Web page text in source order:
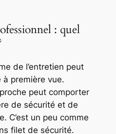
: quel
de l’entretien peut
à première vue.
peut comporter
de sécurité et de
C’est un peu comme
filet de sécurité.